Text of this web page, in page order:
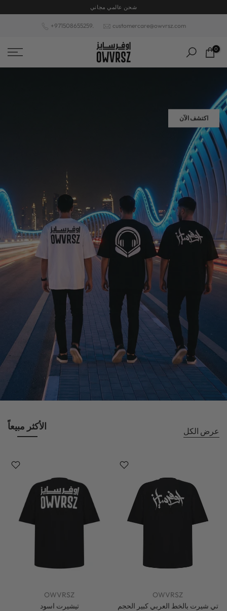
شحن عالمي مجاني
+971508655259. customercare@owvrsz.com
0
اكتشف الآن
الأكثر مبيعاً عرض الكل
OWVRSZ
تيشيرت اسود
OWVRSZ
تي شيرت بالخط العربي كبير الحجم